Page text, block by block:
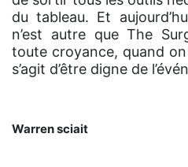
du tableau. Et
n’est autre que The
toute croyance, quand
s’agit d’être digne de
Warren sciait